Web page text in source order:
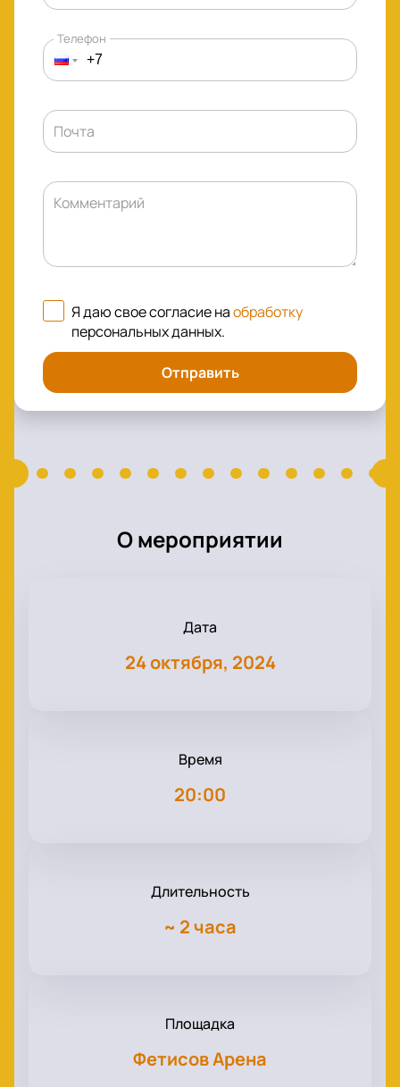
Телефон
Почта
Комментарий
Я даю свое согласие наобработку
персональных данных.
Отправить
О мероприятии
Дата
24 октября, 2024
Время
20:00
Длительность
~ 2 часа
Площадка
Фетисов Арена